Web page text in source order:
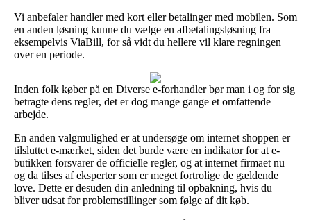
Vi anbefaler handler med kort eller betalinger med mobilen. Som
en anden løsning kunne du vælge en afbetalingsløsning fra
eksempelvis ViaBill, for så vidt du hellere vil klare regningen
over en periode.
Inden folk køber på en Diverse e-forhandler bør man i og for sig
betragte dens regler, det er dog mange gange et omfattende
arbejde.
En anden valgmulighed er at undersøge om internet shoppen er
tilsluttet e-mærket, siden det burde være en indikator for at e-
butikken forsvarer de officielle regler, og at internet firmaet nu
og da tilses af eksperter som er meget fortrolige de gældende
love. Dette er desuden din anledning til opbakning, hvis du
bliver udsat for problemstillinger som følge af dit køb.